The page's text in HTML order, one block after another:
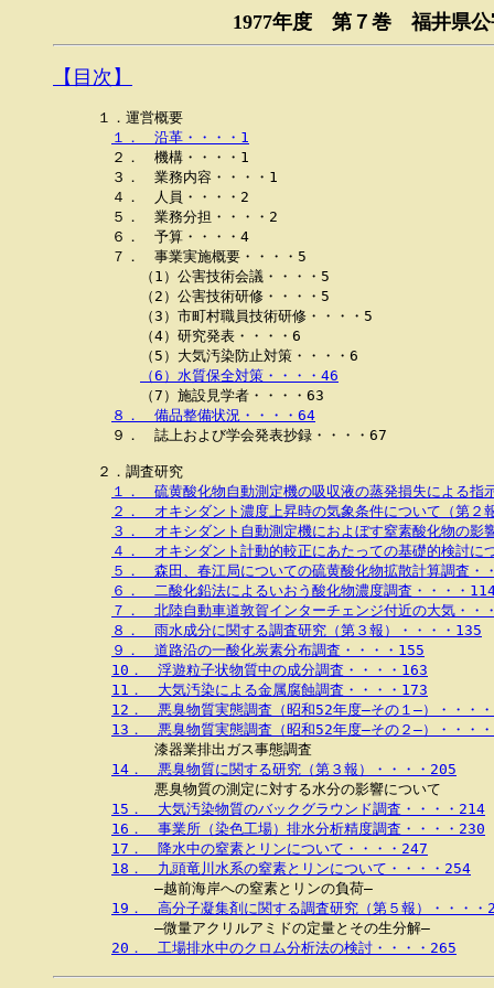
1977年度 第７巻 福井県公
【目次】
１．運営概要
１．　沿革・・・・1
２．　機構・・・・1
３．　業務内容・・・・1
４．　人員・・・・2
５．　業務分担・・・・2
６．　予算・・・・4
７．　事業実施概要・・・・5
（1）公害技術会議・・・・5
（2）公害技術研修・・・・5
（3）市町村職員技術研修・・・・5
（4）研究発表・・・・6
（5）大気汚染防止対策・・・・6
（6）水質保全対策・・・・46
（7）施設見学者・・・・63
８．　備品整備状況・・・・64
９．　誌上および学会発表抄録・・・・67
２．調査研究
１．　硫黄酸化物自動測定機の吸収液の蒸発損失による
２．　オキシダント濃度上昇時の気象条件について（第２
３．　オキシダント自動測定機におよぼす窒素酸化物の影
４．　オキシダント計動的較正にあたっての基礎的検討に
５．　森田、春江局についての硫黄酸化物拡散計算調査・
６．　二酸化鉛法によるいおう酸化物濃度調査・・・・
７．　北陸自動車道敦賀インターチェンジ付近の大気・・
８．　雨水成分に関する調査研究（第３報）・・・・135
９．　道路沿の一酸化炭素分布調査・・・・155
10．　浮遊粒子状物質中の成分調査・・・・163
11．　大気汚染による金属腐蝕調査・・・・173
12．　悪臭物質実態調査（昭和52年度―その１―）・・・
13．　悪臭物質実態調査（昭和52年度―その２―）・・・
漆器業排出ガス事態調査
14．　悪臭物質に関する研究（第３報）・・・・205
悪臭物質の測定に対する水分の影響について
15．　大気汚染物質のバックグラウンド調査・・・・214
16．　事業所（染色工場）排水分析精度調査・・・・230
17．　降水中の窒素とリンについて・・・・247
18．　九頭竜川水系の窒素とリンについて・・・・254
―越前海岸への窒素とリンの負荷―
19．　高分子凝集剤に関する調査研究（第５報）・・・・
―微量アクリルアミドの定量とその生分解―
20．　工場排水中のクロム分析法の検討・・・・265